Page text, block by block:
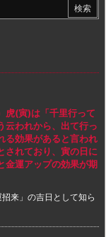
虎(寅)は「千里行って
云われから、出て行っ
る効果があると言われ
されており、寅の日に
金運アップの効果が期
来」の吉日として知ら